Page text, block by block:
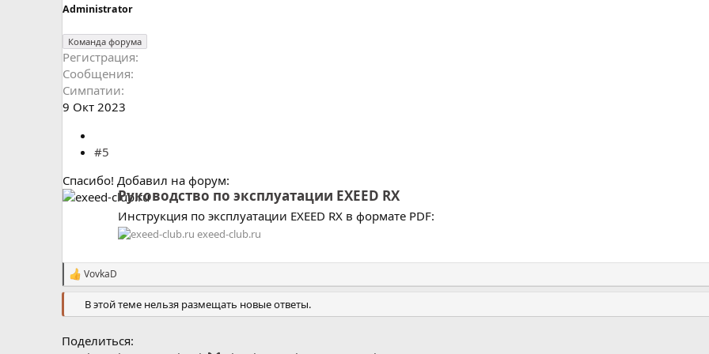
Administrator
Команда форума
Регистрация
Сообщения
Симпатии
9 Окт 2023
#5
Спасибо! Добавил на форум:
Руководство по эксплуатации EXEED RX
Инструкция по эксплуатации EXEED RX в формате PDF:
exeed-club.ru
С
п
т
VovkaD
В этой теме нельзя размещать новые ответы.
Поделиться: